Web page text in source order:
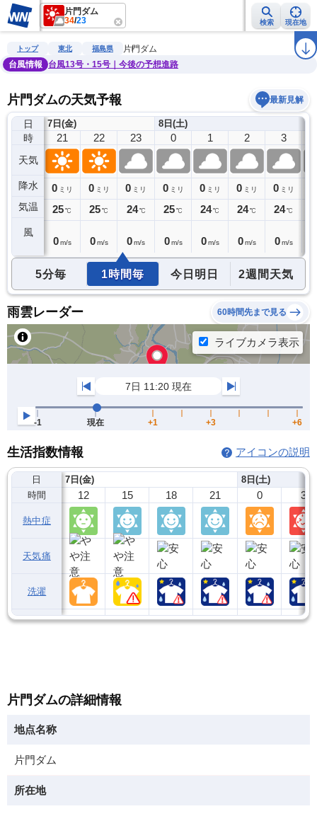
片門ダム
34/23 検索 現在地
雨雲レーダー 台風情報 地震情報 ラ
トップ 東北 福島県
片門ダム
台風情報
台風13号・15号｜今後の予想進路
片門ダムの天気予報 最新見解
日
時
天気
降水
気温
風
7日(金)
20
0ミリ
26℃
21
0 ミリ
25℃
0 m/s
22
0 ミリ
25℃
0 m/s
23
0 ミリ
24 ℃
0m/s
8日(土)
0
0 ミリ
25℃
0 m/s
1
0 ミリ
24℃
0 m/s
2
0 ミリ
24℃
0 m/s
3
0 ミリ
24℃
0 m/s
5分毎 1時間毎 今日明日 2週間天気
雨雲レーダー 60時間先まで見る
生活指数情報 アイコンの説明
日
時間
熱中症
天気痛
洗濯
7日(金)
12 15 18 21
8日(土)
0 3
片門ダムの詳細情報
地点名称
片門ダム
所在地